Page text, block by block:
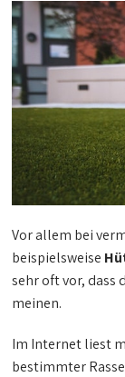
Vor allem bei
beispielsweise
sehr oft vor, dass
meinen.
Im Internet liest
bestimmter